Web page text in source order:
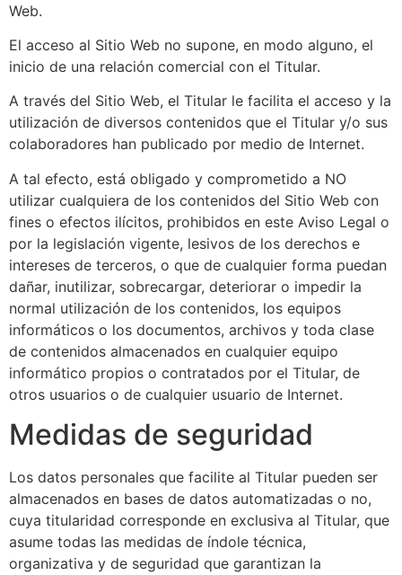
Web.
El acceso al Sitio Web no supone, en modo alguno, el
inicio de una relación comercial con el Titular.
A través del Sitio Web, el Titular le facilita el acceso y la
utilización de diversos contenidos que el Titular y/o sus
colaboradores han publicado por medio de Internet.
A tal efecto, está obligado y comprometido a NO
utilizar cualquiera de los contenidos del Sitio Web con
fines o efectos ilícitos, prohibidos en este Aviso Legal o
por la legislación vigente, lesivos de los derechos e
intereses de terceros, o que de cualquier forma puedan
dañar, inutilizar, sobrecargar, deteriorar o impedir la
normal utilización de los contenidos, los equipos
informáticos o los documentos, archivos y toda clase
de contenidos almacenados en cualquier equipo
informático propios o contratados por el Titular, de
otros usuarios o de cualquier usuario de Internet.
Medidas de seguridad
Los datos personales que facilite al Titular pueden ser
almacenados en bases de datos automatizadas o no,
cuya titularidad corresponde en exclusiva al Titular, que
asume todas las medidas de índole técnica,
organizativa y de seguridad que garantizan la